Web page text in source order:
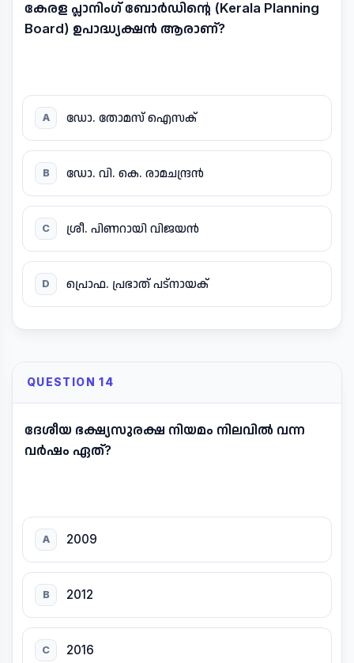
കേരള പ്ലാനിംഗ് ബോർഡിന്റെ (Kerala Planning
Board) ഉപാദ്ധ്യക്ഷൻ ആരാണ്?
A ഡോ. തോമസ് ഐസക്
B ഡോ. വി. കെ. രാമചന്ദ്രൻ
C ശ്രീ. പിണറായി വിജയൻ
D പ്രൊഫ. പ്രഭാത് പട്നായക്
QUESTION 14
ദേശീയ ഭക്ഷ്യസുരക്ഷ നിയമം നിലവിൽ വന്ന
വർഷം ഏത്?
A 2009
B 2012
C 2016